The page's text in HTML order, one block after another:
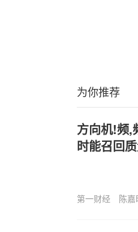
为你推荐
方向机!频,
时能召回
第一财经 陈嘉